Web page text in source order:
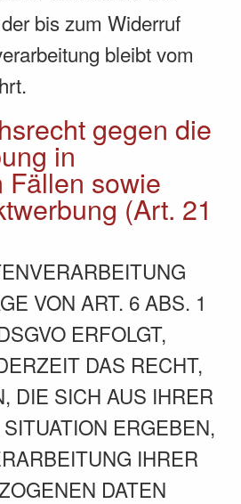
bis zum Widerruf
bleibt vom
gegen die
in
Fällen sowie
(Art. 21
VON ART. 6 ABS. 1
ERFOLGT,
DAS RECHT,
DIE SICH AUS IHRER
ERGEBEN,
IHRER
DATEN